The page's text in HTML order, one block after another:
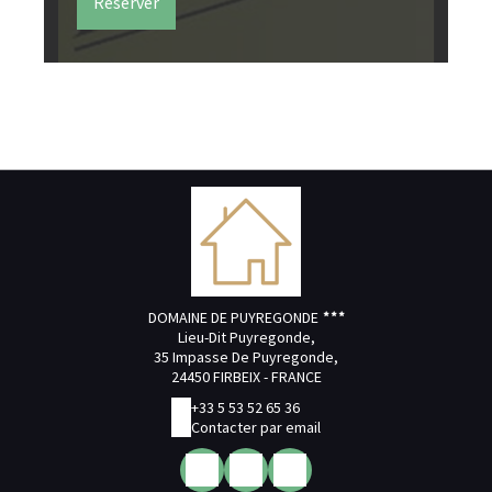
DOMAINE DE PUYREGONDE
Lieu-Dit Puyregonde,
35 Impasse De Puyregonde,
24450 FIRBEIX - FRANCE
+33 5 53 52 65 36
Contacter par email